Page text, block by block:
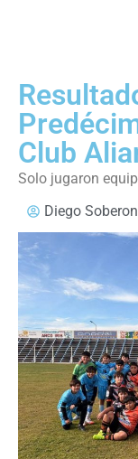
Club
Solo jugaron
Diego Soberon